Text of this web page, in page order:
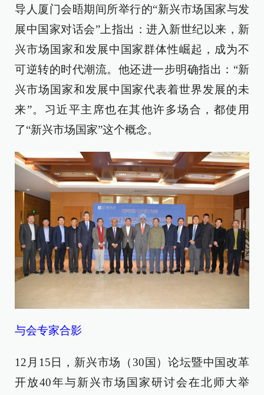
导人厦门会晤期间所举行的“新兴市场国家与发
展中国家对话会”上指出：进入新世纪以来，新
兴市场国家和发展中国家群体性崛起，成为不
可逆转的时代潮流。他还进一步明确指出：“新
兴市场国家和发展中国家代表着世界发展的未
来”。习近平主席也在其他许多场合，都使用
了“新兴市场国家”这个概念。
与会专家合影
12月15日，新兴市场（30国）论坛暨中国改革
开放40年与新兴市场国家研讨会在北师大举